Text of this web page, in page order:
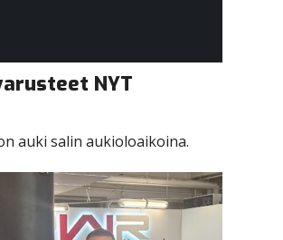
NYT
auki salin aukioloaikoina.